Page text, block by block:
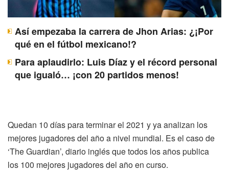
Así empezaba la carrera de Jhon Arias: ¿¡Por
qué en el fútbol mexicano!?
Para aplaudirlo: Luis Díaz y el récord personal
que igualó… ¡con 20 partidos menos!
Quedan 10 días para terminar el 2021 y ya analizan los
mejores jugadores del año a nivel mundial. Es el caso de
‘The Guardian’, diario inglés que todos los años publica
los 100 mejores jugadores del año en curso.